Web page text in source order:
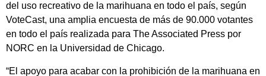
del uso recreativo de la marihuana en todo el país, según
VoteCast, una amplia encuesta de más de 90.000 votantes
en todo el país realizada para The Associated Press por
NORC en la Universidad de Chicago.
“El apoyo para acabar con la prohibición de la marihuana en